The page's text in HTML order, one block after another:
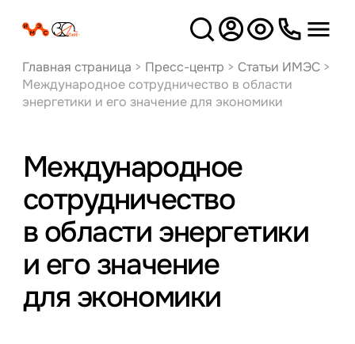
Версия
для слабовидящих
Главная страница > Пресс-центр > Статьи ИМЭС>
Международное сотрудничество в области
энергетики и его значение для экономики
Международное
сотрудничество
в области энергетики
и его значение
для экономики